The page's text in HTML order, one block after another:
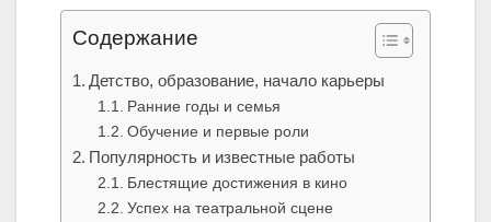
Содержание
Детство, образование, начало карьеры
Ранние годы и семья
Обучение и первые роли
Популярность и известные работы
Блестящие достижения в кино
Успех на театральной сцене